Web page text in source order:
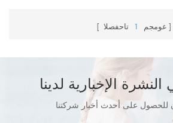
عومجم 1 تاحفصلا
الإخبارية لدينا